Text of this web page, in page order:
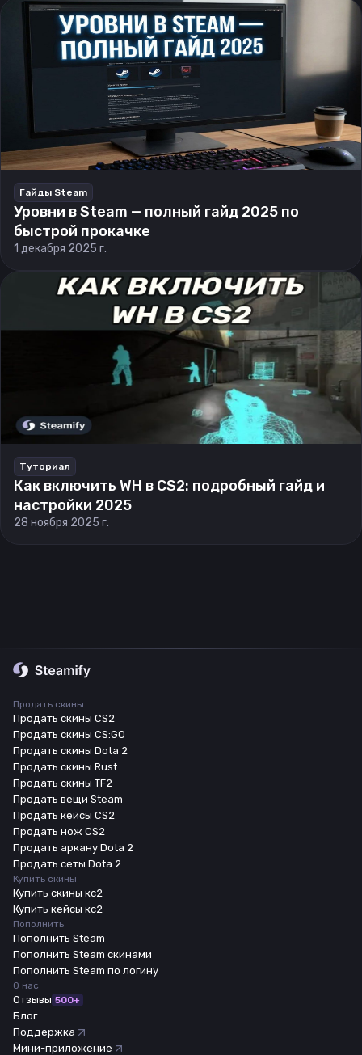
Гайды Steam
Уровни в Steam — полный гайд 2025 по
быстрой прокачке
1 декабря 2025 г.
Туториал
Как включить WH в CS2: подробный гайд и
настройки 2025
28 ноября 2025 г.
Продать скины
Продать скины CS2
Продать скины CS:GO
Продать скины Dota 2
Продать скины Rust
Продать скины TF2
Продать вещи Steam
Продать кейсы CS2
Продать нож CS2
Продать аркану Dota 2
Продать сеты Dota 2
Купить скины
Купить скины кс2
Купить кейсы кс2
Пополнить
Пополнить Steam
Пополнить Steam скинами
Пополнить Steam по логину
О нас
Отзывы 500+
Блог
Поддержка
Мини-приложение